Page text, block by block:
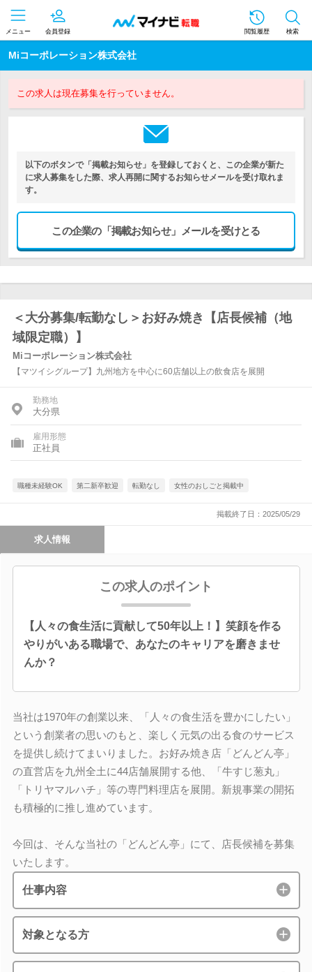
メニュー 会員登録 閲覧履歴 検索
Miコーポレーション株式会社
この求人は現在募集を行っていません。
以下のボタンで「掲載お知らせ」を登録しておくと、この企業が新た
に求人募集をした際、求人再開に関するお知らせメールを受け取れま
す。
この企業の「掲載お知らせ」メールを受けとる
＜大分募集/転勤なし＞お好み焼き【店長候補（地
域限定職）】
Miコーポレーション株式会社
【マツイシグループ】九州地方を中心に60店舗以上の飲食店を展開
勤務地
大分県
雇用形態
正社員
職種未経験OK 第二新卒歓迎 転勤なし 女性のおしごと掲載中
掲載終了日：2025/05/29
求人情報
この求人のポイント
【人々の食生活に貢献して50年以上！】笑顔を作る
やりがいある職場で、あなたのキャリアを磨きませ
んか？
当社は1970年の創業以来、「人々の食生活を豊かにしたい」
という創業者の思いのもと、楽しく元気の出る食のサービス
を提供し続けてまいりました。お好み焼き店「どんどん亭」
の直営店を九州全土に44店舗展開する他、「牛すじ葱丸」
「トリヤマルハチ」等の専門料理店を展開。新規事業の開拓
も積極的に推し進めています。
今回は、そんな当社の「どんどん亭」にて、店長候補を募集
いたします。
仕事内容
対象となる方